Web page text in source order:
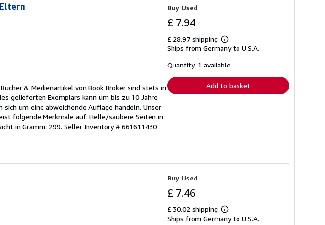
& Medienartikel von Book Broker sind stets in
gelieferten Exemplars kann um bis zu 10 Jahre
um eine abweichende Auflage handeln. Unser
folgende Merkmale auf: Helle/saubere Seiten in
in Gramm: 299. Seller Inventory # 661611430
Buy Used
£ 7.94
£ 28.97 shipping
Learn
more
shipping
Ships from Germany to U.S.A.
Quantity: 1 available
Add to basket
Buy Used
£ 7.46
£ 30.02 shipping
Learn
more
Ships from Germany to U.S.A.